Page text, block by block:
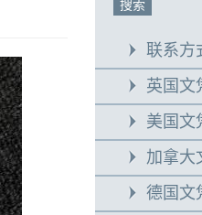
联系方
英国文
美国文
加拿大
德国文